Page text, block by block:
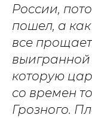
России,
пошел, а
все
выигранной
которую
со времен
Грозного.